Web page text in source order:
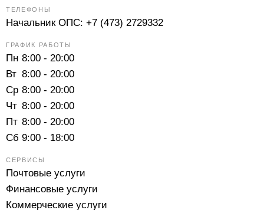
ТЕЛЕФОНЫ
Начальник ОПС: +7 (473) 2729332
ГРАФИК РАБОТЫ
Пн 8:00 - 20:00
Вт 8:00 - 20:00
Ср 8:00 - 20:00
Чт 8:00 - 20:00
Пт 8:00 - 20:00
Сб 9:00 - 18:00
СЕРВИСЫ
Почтовые услуги
Финансовые услуги
Коммерческие услуги